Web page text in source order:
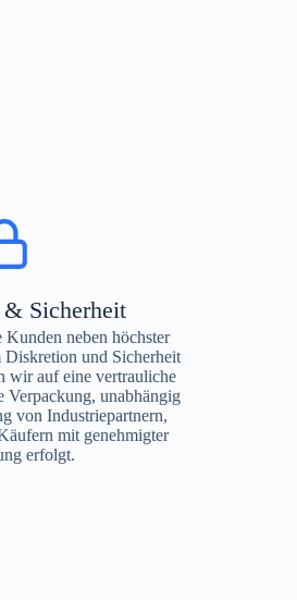
Sicherheit
Kunden neben höchster
und Sicherheit
wir auf eine vertrauliche
unabhängig
von Industriepartnern,
mit genehmigter
erfolgt.